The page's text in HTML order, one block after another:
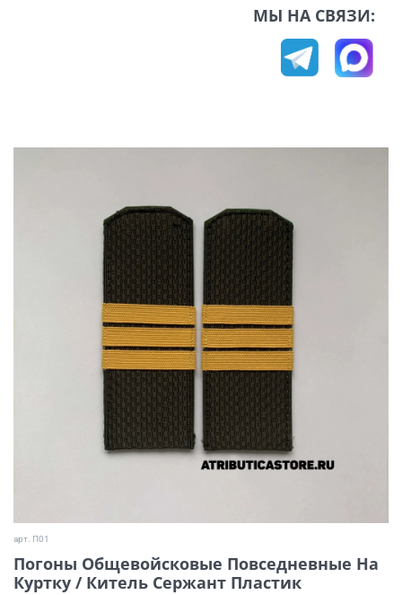
МЫ НА СВЯЗИ:
арт. П01
Погоны Общевойсковые Повседневные На
Куртку / Китель Сержант Пластик